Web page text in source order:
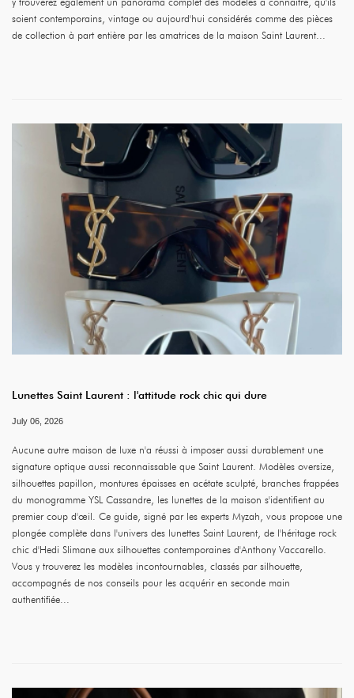
soient contemporains, vintage ou aujourd'hui considérés comme des pièces
de collection à part entière par les amatrices de la maison Saint Laurent...
Lunettes Saint Laurent : l'attitude rock chic qui dure
July 06, 2026
Aucune autre maison de luxe n'a réussi à imposer aussi durablement une
signature optique aussi reconnaissable que Saint Laurent. Modèles oversize,
silhouettes papillon, montures épaisses en acétate sculpté, branches frappées
du monogramme YSL Cassandre, les lunettes de la maison s'identifient au
premier coup d'œil. Ce guide, signé par les experts Myzah, vous propose une
plongée complète dans l'univers des lunettes Saint Laurent, de l'héritage rock
chic d'Hedi Slimane aux silhouettes contemporaines d'Anthony Vaccarello.
Vous y trouverez les modèles incontournables, classés par silhouette,
accompagnés de nos conseils pour les acquérir en seconde main
authentifiée...